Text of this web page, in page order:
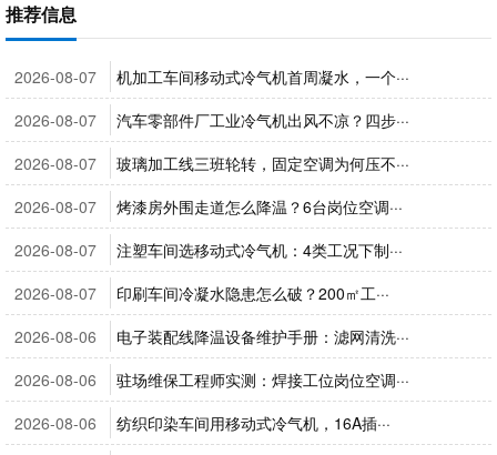
推荐信息
2026-08-07
机加工车间移动式冷气机首周凝水，一个···
2026-08-07
汽车零部件厂工业冷气机出风不凉？四步···
2026-08-07
玻璃加工线三班轮转，固定空调为何压不···
2026-08-07
烤漆房外围走道怎么降温？6台岗位空调···
2026-08-07
注塑车间选移动式冷气机：4类工况下制···
2026-08-07
印刷车间冷凝水隐患怎么破？200㎡工···
2026-08-06
电子装配线降温设备维护手册：滤网清洗···
2026-08-06
驻场维保工程师实测：焊接工位岗位空调···
2026-08-06
纺织印染车间用移动式冷气机，16A插···